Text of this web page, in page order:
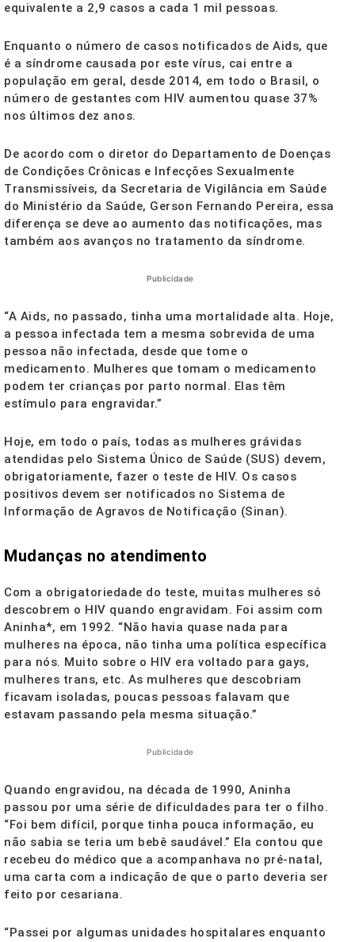
equivalente a 2,9 casos a cada 1 mil pessoas.
Enquanto o número de casos notificados de Aids, que
é a síndrome causada por este vírus, cai entre a
população em geral, desde 2014, em todo o Brasil, o
número de gestantes com HIV aumentou quase 37%
nos últimos dez anos.
De acordo com o diretor do Departamento de Doenças
de Condições Crônicas e Infecções Sexualmente
Transmissíveis, da Secretaria de Vigilância em Saúde
do Ministério da Saúde, Gerson Fernando Pereira, essa
diferença se deve ao aumento das notificações, mas
também aos avanços no tratamento da síndrome.
Publicidade
“A Aids, no passado, tinha uma mortalidade alta. Hoje,
a pessoa infectada tem a mesma sobrevida de uma
pessoa não infectada, desde que tome o
medicamento. Mulheres que tomam o medicamento
podem ter crianças por parto normal. Elas têm
estímulo para engravidar.”
Hoje, em todo o país, todas as mulheres grávidas
atendidas pelo Sistema Único de Saúde (SUS) devem,
obrigatoriamente, fazer o teste de HIV. Os casos
positivos devem ser notificados no Sistema de
Informação de Agravos de Notificação (Sinan).
Mudanças no atendimento
Com a obrigatoriedade do teste, muitas mulheres só
descobrem o HIV quando engravidam. Foi assim com
Aninha*, em 1992. “Não havia quase nada para
mulheres na época, não tinha uma política específica
para nós. Muito sobre o HIV era voltado para gays,
mulheres trans, etc. As mulheres que descobriam
ficavam isoladas, poucas pessoas falavam que
estavam passando pela mesma situação.”
Publicidade
Quando engravidou, na década de 1990, Aninha
passou por uma série de dificuldades para ter o filho.
“Foi bem difícil, porque tinha pouca informação, eu
não sabia se teria um bebê saudável.” Ela contou que
recebeu do médico que a acompanhava no pré-natal,
uma carta com a indicação de que o parto deveria ser
feito por cesariana.
“Passei por algumas unidades hospitalares enquanto